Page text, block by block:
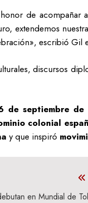
de acompañar
extendemos
escribió Gil
discursos
de septiembre de
colonial
y que inspiró
en Mundial de